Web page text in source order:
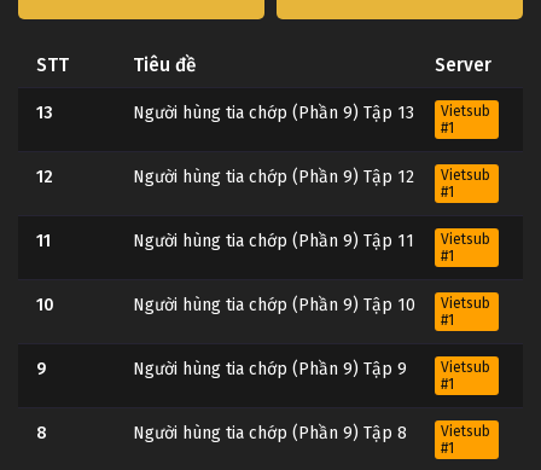
STT Tiêu đề Server
13 Người hùng tia chớp (Phần 9) Tập 13
Vietsub
#1
12 Người hùng tia chớp (Phần 9) Tập 12
Vietsub
#1
11 Người hùng tia chớp (Phần 9) Tập 11
Vietsub
#1
10 Người hùng tia chớp (Phần 9) Tập 10
Vietsub
#1
9 Người hùng tia chớp (Phần 9) Tập 9
Vietsub
#1
8 Người hùng tia chớp (Phần 9) Tập 8
Vietsub
#1